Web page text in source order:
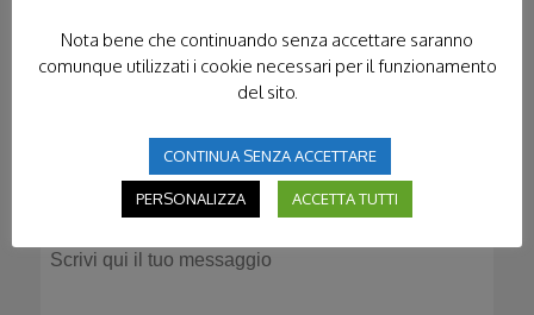
Nota bene che continuando senza accettare saranno
comunque utilizzati i cookie necessari per il funzionamento
del sito.
CONTINUA SENZA ACCETTARE
PERSONALIZZA ACCETTA TUTTI